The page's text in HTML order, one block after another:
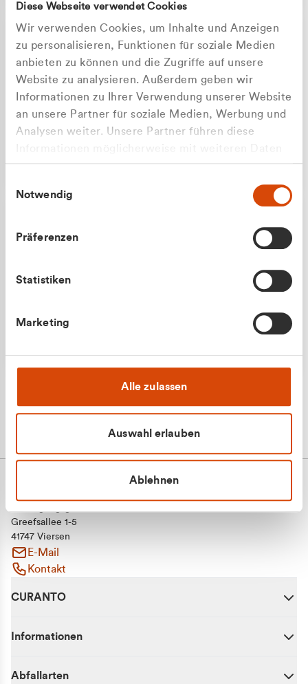
Diese Webseite verwendet Cookies
Wir verwenden Cookies, um Inhalte und Anzeigen
zu personalisieren, Funktionen für soziale Medien
anbieten zu können und die Zugriffe auf unsere
Website zu analysieren. Außerdem geben wir
Informationen zu Ihrer Verwendung unserer Website
an unsere Partner für soziale Medien, Werbung und
Analysen weiter. Unsere Partner führen diese
gesammelt haben.
Notwendig
Präferenzen
Statistiken
Marketing
Alle zulassen
Auswahl erlauben
Ablehnen
Apilash Balanesan
Greefsallee 1-5
41747 Viersen
E-Mail
Kontakt
CURANTO
Informationen
Abfallarten